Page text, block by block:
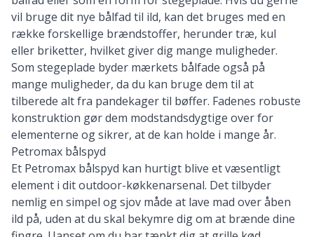
vil bruge dit nye bålfad til ild, kan det bruges med en
række forskellige brændstoffer, herunder træ, kul
eller briketter, hvilket giver dig mange muligheder.
Som stegeplade byder mærkets bålfade også på
mange muligheder, da du kan bruge dem til at
tilberede alt fra pandekager til bøffer. Fadenes robuste
konstruktion gør dem modstandsdygtige over for
elementerne og sikrer, at de kan holde i mange år.
Petromax bålspyd
Et Petromax bålspyd kan hurtigt blive et væsentligt
element i dit outdoor-køkkenarsenal. Det tilbyder
nemlig en simpel og sjov måde at lave mad over åben
ild på, uden at du skal bekymre dig om at brænde dine